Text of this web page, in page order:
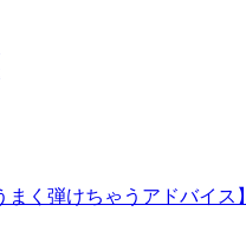
まく弾けちゃうアドバイス